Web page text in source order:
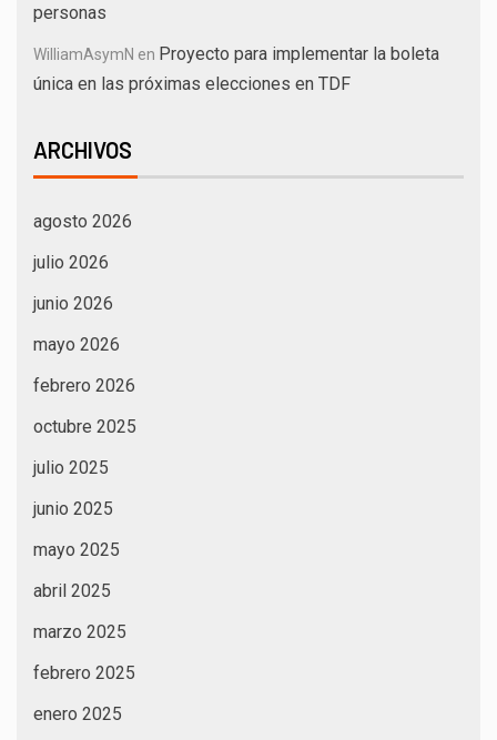
personas
WilliamAsymN en Proyecto para implementar la boleta
única en las próximas elecciones en TDF
ARCHIVOS
agosto 2026
julio 2026
junio 2026
mayo 2026
febrero 2026
octubre 2025
julio 2025
junio 2025
mayo 2025
abril 2025
marzo 2025
febrero 2025
enero 2025